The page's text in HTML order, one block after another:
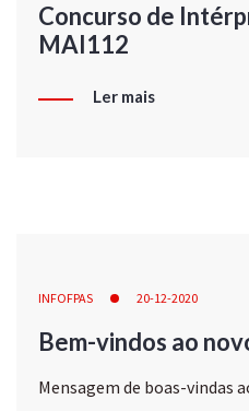
Concurso de
MAI112
Ler mais
INFOFPAS 20-12-2020
Bem-vindos ao
Mensagem de boas-vindas